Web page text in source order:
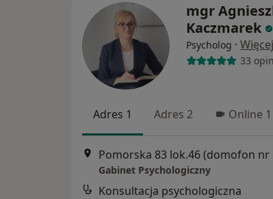
mgr
Kaczmarek
Psycholog · Więcej
33
Adres 1 Adres 2 Online 1
Gabinet Psychologiczny
Konsultacja psychologiczna